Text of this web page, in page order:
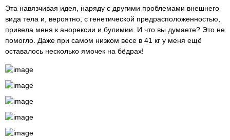
Эта навязчивая идея, наряду с другими проблемами внешнего
вида тела и, вероятно, с генетической предрасположенностью,
привела меня к анорексии и булимии. И что вы думаете? Это не
помогло. Даже при самом низком весе в 41 кг у меня ещё
оставалось несколько ямочек на бёдрах!